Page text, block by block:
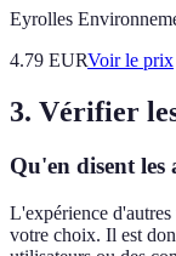
Eyrolles
4.79 EURVoir le prix
3. Vérifier
Qu'en disent les
L'expérience
votre choix. Il est